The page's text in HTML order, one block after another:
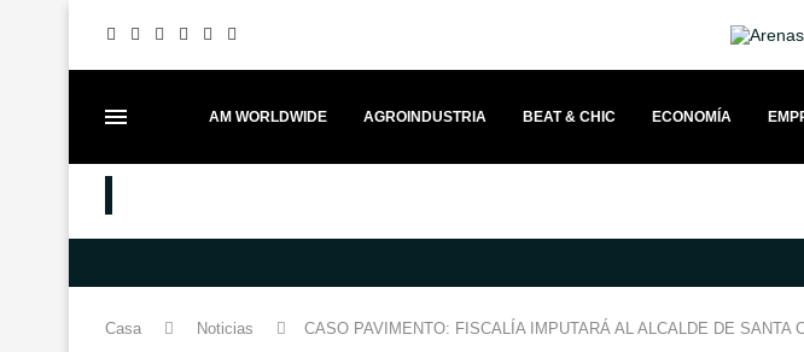
AM WORLDWIDE AGROINDUSTRIA BEAT & CHIC ECONOMÍA
Casa Noticias CASO PAVIMENTO: FISCALÍA IMPUTARÁ AL ALCALDE DE